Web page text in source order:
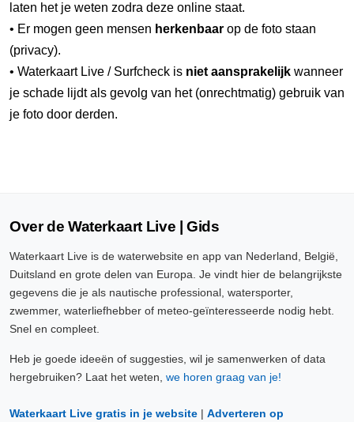
laten het je weten zodra deze online staat.
• Er mogen geen mensen herkenbaar op de foto staan
(privacy).
• Waterkaart Live / Surfcheck is niet aansprakelijk wanneer
je schade lijdt als gevolg van het (onrechtmatig) gebruik van
je foto door derden.
Over de Waterkaart Live | Gids
Waterkaart Live is de waterwebsite en app van Nederland, België,
Duitsland en grote delen van Europa. Je vindt hier de belangrijkste
gegevens die je als nautische professional, watersporter,
zwemmer, waterliefhebber of meteo-geïnteresseerde nodig hebt.
Snel en compleet.
Heb je goede ideeën of suggesties, wil je samenwerken of data
hergebruiken? Laat het weten, we horen graag van je!
Waterkaart Live gratis in je website | Adverteren op